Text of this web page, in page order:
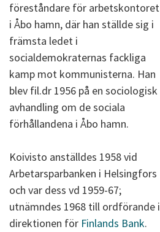
föreståndare för arbetskontoret
i Åbo hamn, där han ställde sig i
främsta ledet i
socialdemokraternas fackliga
kamp mot kommunisterna. Han
blev fil.dr 1956 på en sociologisk
avhandling om de sociala
förhållandena i Åbo hamn.
Koivisto anställdes 1958 vid
Arbetarsparbanken i Helsingfors
och var dess vd 1959-67;
utnämndes 1968 till ordförande i
direktionen för Finlands Bank.